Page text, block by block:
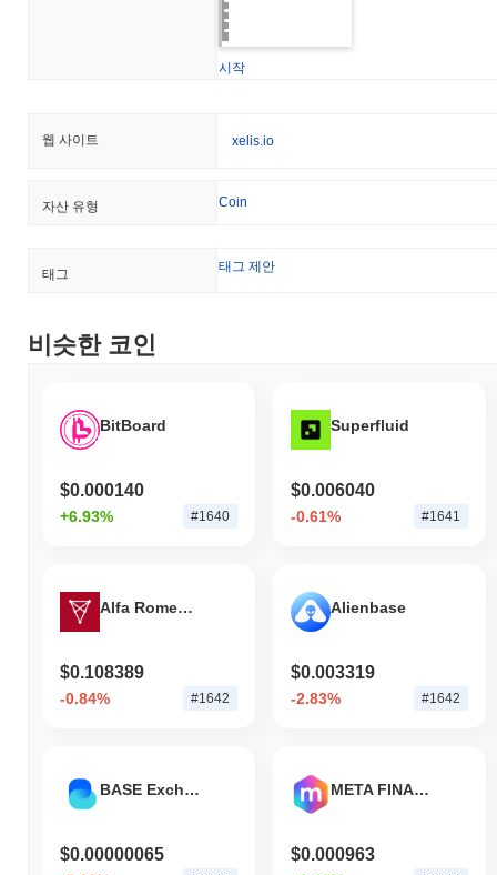
~99.48%
XEL 토큰 유통 공급량을 기준으로 계산됩니다.
를 내고 있나요?
전체 암호화폐 시장에 뒤처졌습니다. 이는 더 넓은 시장 모멘텀과
비교하여 XEL의 가격 움직임에서 일시적인 지연을 나타냅니다.
시작
웹 사이트 xelis.io
자산 유형 Coin
태그 태그 제안
비슷한 코인
BitBoard
$0.000140
+6.93% #1640
Superfluid
$0.006040
-0.61% #1641
Alfa Romeo Racing ORLEN Fan Token
$0.108389
-0.84% #1642
Alienbase
$0.003319
-2.83% #1642
BASE Exchange Token
$0.00000065
META FINANCIAL AI
$0.000963